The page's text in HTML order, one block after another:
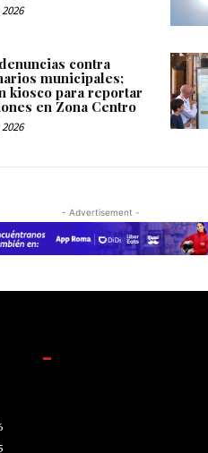
contra
municipales;
kiosco para reportar
en Zona Centro
- Advertisement -
-